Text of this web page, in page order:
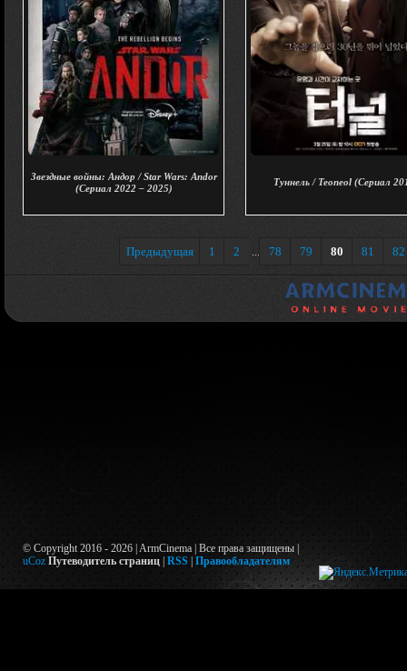
Звездные войны: Андор / Star Wars: Andor
(Сериал 2022 – 2025)
Туннель / Teoneol (Сериал
Предыдущая 1 2 ... 78 79 80 81 82
© Copyright 2016 - 2026 | ArmCinema | Все права защищены |
uCoz Путеводитель страниц RSS Правообладателям